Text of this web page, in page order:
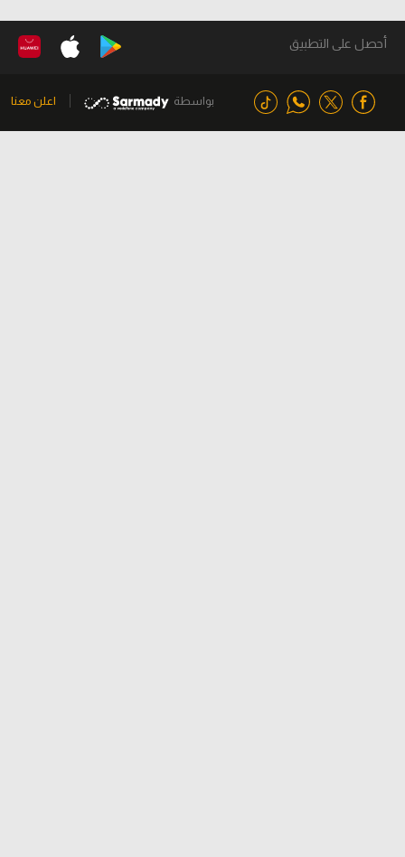
أحصل على التطبيق
بواسطة اعلن معنا